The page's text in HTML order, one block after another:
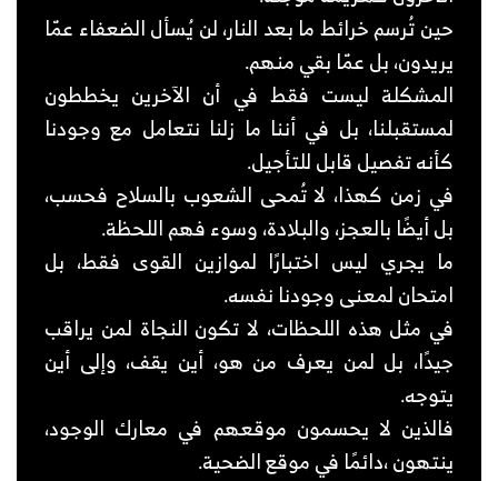
حين تُرسم خرائط ما بعد النار، لن يُسأل الضعفاء عمّا
يريدون، بل عمّا بقي منهم.
المشكلة ليست فقط في أن الآخرين يخططون
لمستقبلنا، بل في أننا ما زلنا نتعامل مع وجودنا
كأنه تفصيل قابل للتأجيل.
في زمن كهذا، لا تُمحى الشعوب بالسلاح فحسب،
بل أيضًا بالعجز، والبلادة، وسوء فهم اللحظة.
ما يجري ليس اختبارًا لموازين القوى فقط، بل
امتحان لمعنى وجودنا نفسه.
في مثل هذه اللحظات، لا تكون النجاة لمن يراقب
جيدًا، بل لمن يعرف من هو، أين يقف، وإلى أين
يتوجه.
فالذين لا يحسمون موقعهم في معارك الوجود،
ينتهون ،دائمًا في موقع الضحية.